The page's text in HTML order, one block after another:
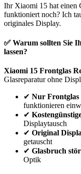
Ihr Xiaomi 15 hat einen
funktioniert noch? Ich
originales Display.
✅ Warum sollten Sie
lassen?
Xiaomi 15 Frontglas
Glasreparatur ohne
✔ Nur Frontglas
funktionieren
✔
Displaytausch
✔ Original
getauscht
✔ Glasbruch
Optik